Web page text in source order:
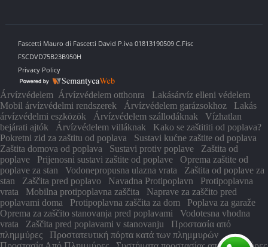
Fascetti Mauro di Fascetti David P.iva 01813190509 C.Fisc
FSCDVD75B23B950H
Privacy Policy
Árvízvédelem Árvízvédelem otthonra
Lakásárvíz elleni védelem
Mobil árvízvédelmi rendszerek
Árvízvédelem garázsokhoz
Lakás
árvízvédelmi eszközök
Árvízvédelem szállodáknak
Vízhatlan
bejárati ajtók
Árvízvédelem villáknak
Kako se zaštititi od poplava?
Pokretni zid za zaštitu od poplava
Sustavi kućne zaštite od poplava
Zaštita domova od poplava
Sustavi protiv poplave
Zaštita od
poplave
Prijenosni sustavi zaštite od poplave
Oprema zaštite od
poplave za stan
Vodonepropusna ulazna vrata
Zaštita od poplave za
stan
Zaščita pred poplavo Navadna Protipoplavn
Protipoplavna
vrata
Mobilna protipoplavna zaščita
Naprave za zaščito pred
poplavami doma
Protipoplavna zaščita za dom
Poplava za garaže
Oprema za zaščito stanovanja pred poplavami
Vodotesna vhodna
vrata
Zaščita pred poplavami v stanovanju
Προστασία από
πλημμύρες
Προστατευτική πόρτα κατά των πλημμυρών